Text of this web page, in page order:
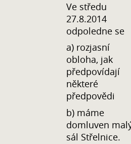
Ve středu
27.8.2014
odpoledne se
a) rozjasní
obloha, jak
předpovídají
některé
předpovědi
b) máme
domluven
sál Střelnice.